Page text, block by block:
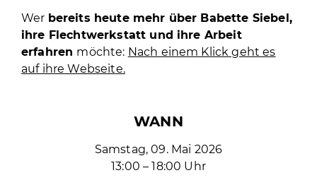
Wer bereits heute mehr über Babette Siebel,
ihre Flechtwerkstatt und ihre Arbeit
erfahren möchte: Nach einem Klick geht es
auf ihre Webseite.
WANN
Samstag, 09. Mai 2026
13:00 – 18:00 Uhr